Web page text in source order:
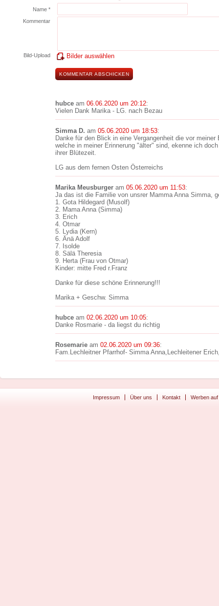
Name *
Kommentar
Bild-Upload Bilder auswählen
hubce am 06.06.2020 um 20:12:
Vielen Dank Marika - LG. nach Bezau
Simma D. am 05.06.2020 um 18:53:
Danke für den Blick in eine Vergangenheit die vor
welche in meiner Erinnerung "älter" sind, ekenne ich
ihrer Blütezeit.
LG aus dem fernen Osten Österreichs
Marika Meusburger am 05.06.2020 um 11:53:
Ja das ist die Familie von unsrer Mamma Anna Simma,
1. Gota Hildegard (Musolf)
2. Mama Anna (Simma)
3. Erich
4. Otmar
5. Lydia (Kern)
6. Änä Adolf
7. Isolde
8. Sälä Theresia
9. Herta (Frau von Otmar)
Kinder: mitte Fred r.Franz
Danke für diese schöne Erinnerung!!!
Marika + Geschw. Simma
hubce am 02.06.2020 um 10:05:
Danke Rosmarie - da liegst du richtig
Rosemarie am 02.06.2020 um 09:36:
Fam.Lechleitner Pfarrhof- Simma Anna,Lechleitener
Impressum Über uns Kontakt Werben